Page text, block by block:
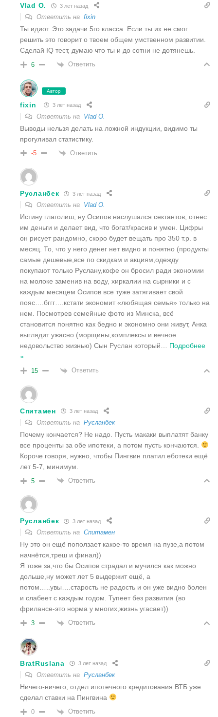
Vlad O. 3 лет назад
Ответить на fixin
Ты идиот. Это задачи 5го класса. Если ты их не смог
решить это говорит о твоем общем умственном развитии.
Сделай IQ тест, думаю что ты и до сотни не дотянешь.
6 Ответить
Автор
fixin 3 лет назад
Ответить на Vlad O.
Выводы нельзя делать на ложной индукции, видимо ты
прогуливал статистику.
-5 Ответить
Русланбек 3 лет назад
Ответить на Vlad O.
Истину глаголиш, ну Осипов наслушался сектантов, отнес
им деньги и делает вид, что богат/красив и умен. Цифры
он рисует рандомно, скоро будет вещать про 350 т.р. в
месяц. То, что у него денег нет видно и понятно (продукты
самые дешевые,все по скидкам и акциям,одежду
покупают только Руслану,кофе он бросил ради экономии
на молоке заменив на воду, хиркалии на сырники и с
каждым месяцем Осипов все туже затягивает свой
пояс….бггг….кстати экономит «любящая семья» только на
нем. Посмотрев семейные фото из Минска, всё
становится понятно как бедно и экономно они живут, Анка
выглядит ужасно (морщины,комплексы и вечное
недовольство жизнью) Сын Руслан который… Подробнее
»
15 Ответить
Спитамен 3 лет назад
Ответить на Русланбек
Почему кончается? Не надо. Пусть макаки выплатят банку
все проценты за обе ипотеки, а потом пусть кончаются.
Короче говоря, нужно, чтобы Пингвин платил еботеки ещё
лет 5-7, минимум.
5 Ответить
Русланбек 3 лет назад
Ответить на Спитамен
Ну это он ещё поползает какое-то время на пузе,а потом
начнётся,треш и финал))
Я тоже за,что бы Осипов страдал и мучился как можно
дольше,ну может лет 5 выдержит ещё, а
потом…..увы….старость не радость и он уже видно болен
и слабеет с каждым годом. Тупеет без развития (во
фрилансе-это норма у многих,жизнь угасает))
3 Ответить
BratRuslana 3 лет назад
Ответить на Русланбек
Ничего-ничего, отдел ипотечного кредитования ВТБ уже
сделал ставки на Пингвина
0 Ответить